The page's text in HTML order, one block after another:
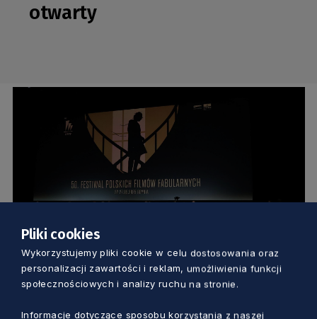
otwarty
KULTURA
Pliki cookies
Wykorzystujemy pliki cookie w celu dostosowania oraz
personalizacji zawartości i reklam, umożliwienia funkcji
społecznościowych i analizy ruchu na stronie.
Informacje dotyczące sposobu korzystania z naszej